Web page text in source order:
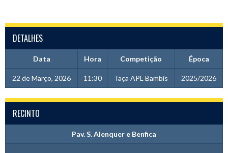
DETALHES
Data Hora Competição Época
22 de Março, 2026 11:30 Taça APL Bambis 2025/2026
RECINTO
Pav. S. Alenquer e Benfica